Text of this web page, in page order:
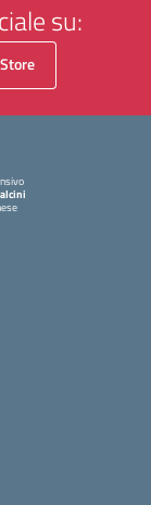
su:
iniziale della scuola